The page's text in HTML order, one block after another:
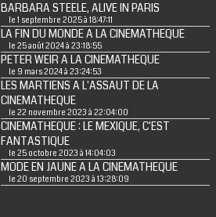
BARBARA STEELE, ALIVE IN PARIS
le 1 septembre 2025 à 18:47:11
LA FIN DU MONDE A LA CINEMATHEQUE
le 25 août 2024 à 23:18:55
PETER WEIR A LA CINEMATHEQUE
le 9 mars 2024 à 23:24:53
LES MARTIENS A L'ASSAUT DE LA
CINEMATHEQUE
le 22 novembre 2023 à 22:04:00
CINEMATHEQUE : LE MEXIQUE, C'EST
FANTASTIQUE
le 25 octobre 2023 à 14:04:03
MODE EN JAUNE A LA CINEMATHEQUE
le 20 septembre 2023 à 13:28:09